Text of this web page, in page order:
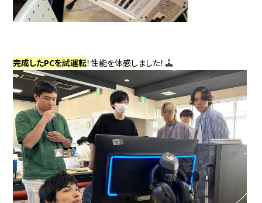
完成したPCを試運転！性能を体感しました！